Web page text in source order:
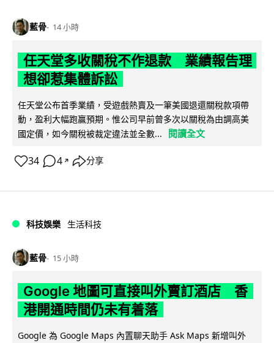
藍骨 14 小時
任天堂多收關稅不作退款 業績報告理
想卻惹集體訴訟
任天堂公布首季業績，受遊戲熱賣及一筆美國退還關稅款項帶
動，盈利大幅跑贏預期。惟公司早前曾多次以關稅為由調高美
國定價，如今關稅被裁定違法並全數...
閱讀全文
34 4 ↗ 分享
科技娛樂 生活科技
藍骨 15 小時
Google 地圖可直接叫外賣訂酒店 香
港開通時間仍未有着落
Google 為 Google Maps 內置聊天助手 Ask Maps 新增叫外